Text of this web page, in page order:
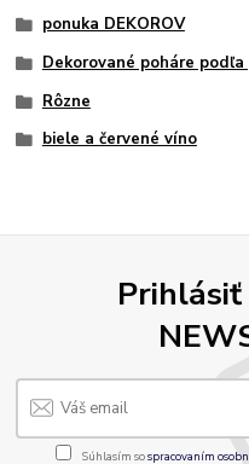
ponuka DEKOROV
Dekorované poháre
Rôzne
biele a červené víno
Súhlasím sospracovaním